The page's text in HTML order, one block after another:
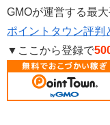
GMOが運営する最
ポイントタウン評判
▼ここから登録で